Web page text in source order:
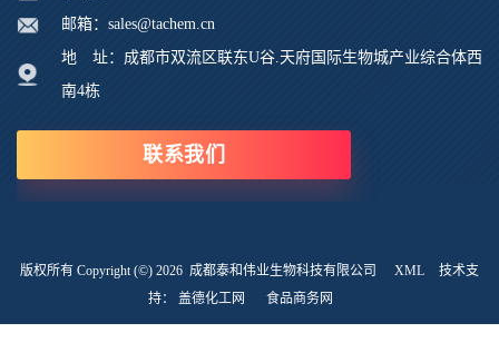
邮箱：sales@tachem.cn
地 址：成都市双流区联东U谷.天府国际生物城产业综合体西
南4栋
联系我们
版权所有 Copyright (©) 2026 成都泰和伟业生物科技有限公司 XML
技术支
持： 盖德化工网 食品商务网